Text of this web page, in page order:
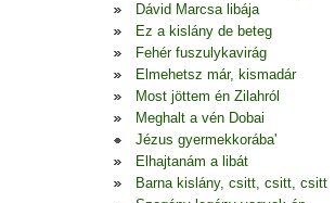
Dávid Marcsa libája
Ez a kislány de beteg
Fehér fuszulykavirág
Elmehetsz már, kismadár
Most jöttem én Zilahról
Meghalt a vén Dobai
Jézus gyermekkorába'
Elhajtanám a libát
Barna kislány, csitt, csitt, csitt